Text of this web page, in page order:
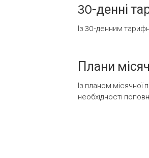
30-денні
Із 30-денним
Плани
Із планом
необхідності